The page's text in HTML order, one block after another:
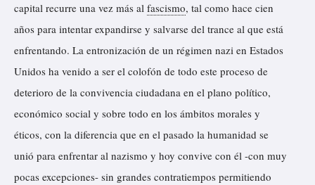
capital recurre una vez más al fascismo, tal como hace cien
años para intentar expandirse y salvarse del trance al que está
enfrentando. La entronización de un régimen nazi en Estados
Unidos ha venido a ser el colofón de todo este proceso de
deterioro de la convivencia ciudadana en el plano político,
económico social y sobre todo en los ámbitos morales y
éticos, con la diferencia que en el pasado la humanidad se
unió para enfrentar al nazismo y hoy convive con él -con muy
pocas excepciones- sin grandes contratiempos permitiendo